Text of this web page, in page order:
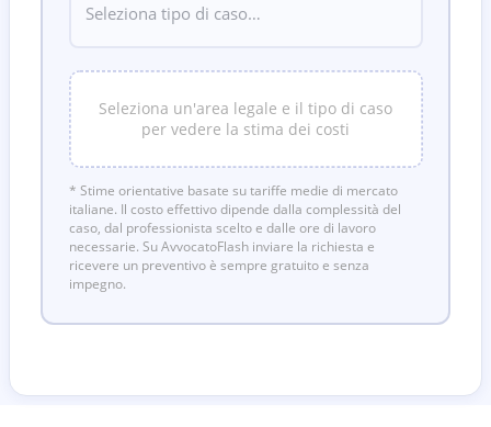
Seleziona un'area legale e il tipo di caso
per vedere la stima dei costi
* Stime orientative basate su tariffe medie di mercato
italiane. Il costo effettivo dipende dalla complessità del
caso, dal professionista scelto e dalle ore di lavoro
necessarie. Su AvvocatoFlash inviare la richiesta e
ricevere un preventivo è sempre gratuito e senza
impegno.